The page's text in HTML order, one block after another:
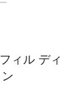
ィル ディ